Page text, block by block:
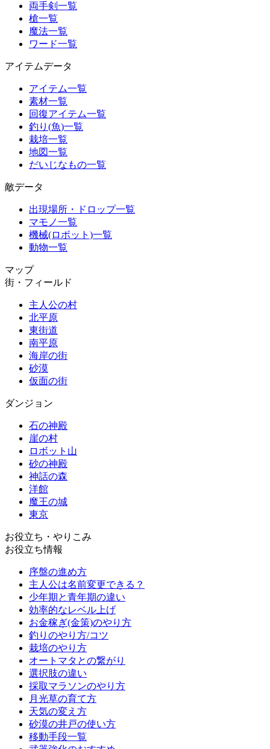
両手剣一覧
槍一覧
魔法一覧
ワード一覧
アイテムデータ
アイテム一覧
素材一覧
回復アイテム一覧
釣り(魚)一覧
栽培一覧
地図一覧
だいじなもの一覧
敵データ
出現場所・ドロップ一覧
マモノ一覧
機械(ロボット)一覧
動物一覧
マップ
街・フィールド
主人公の村
北平原
東街道
南平原
海岸の街
砂漠
仮面の街
ダンジョン
石の神殿
崖の村
ロボット山
砂の神殿
神話の森
洋館
魔王の城
東京
お役立ち・やりこみ
お役立ち情報
序盤の進め方
主人公は名前変更できる？
少年期と青年期の違い
効率的なレベル上げ
お金稼ぎ(金策)のやり方
釣りのやり方/コツ
栽培のやり方
オートマタとの繋がり
選択肢の違い
採取マラソンのやり方
月光草の育て方
天気の変え方
砂漠の井戸の使い方
移動手段一覧